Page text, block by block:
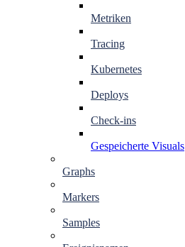
Metriken
Tracing
Kubernetes
Deploys
Check-ins
Gespeicherte Visuals
Graphs
Markers
Samples